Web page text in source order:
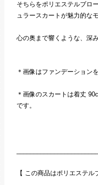
そちらをポリエステルブロ
ュラースカートが魅力的な
心の奥まで響くような、深
＊画像はファンデーション
＊画像のスカートは着丈
です。
【 この商品はポリエステル